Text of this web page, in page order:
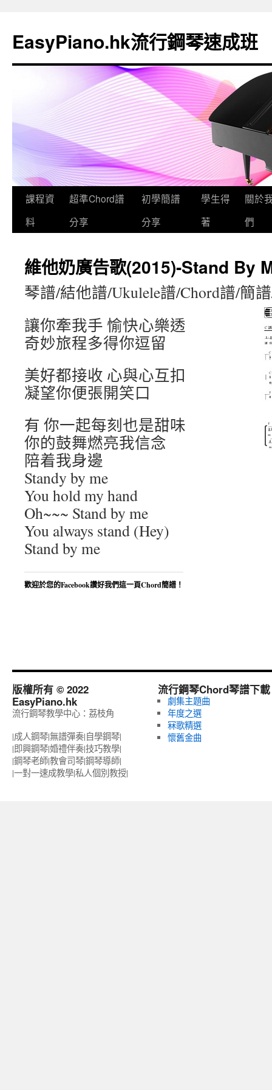
EasyPiano.hk流行鋼琴速成班
課程資
料
超準Chord譜
分享
初學簡譜
分享
學生得
著
關於
們
維他奶廣告歌(2015)-Stand By
琴譜/結他譜/Ukulele譜/Chord譜/簡
讓你牽我手 愉快心樂透
奇妙旅程多得你逗留
美好都接收 心與心互扣
凝望你便張開笑口
有 你一起每刻也是甜味
你的鼓舞燃亮我信念
陪着我身邊
Standy by me
You hold my hand
Oh~~~ Stand by me
You always stand (Hey)
Stand by me
歡迎於您的Facebook讚好我們這一頁Chord簡譜！
版權所有 © 2022
EasyPiano.hk
流行鋼琴教學中心：荔枝角
|成人鋼琴|無譜彈奏|自學鋼琴|
|即興鋼琴|婚禮伴奏|技巧教學|
|鋼琴老師|教會司琴|鋼琴導師|
|一對一速成教學|私人個別教授‎|
流行鋼琴Chord琴譜下載
劇集主題曲
年度之選
冧歌精選
懷舊金曲